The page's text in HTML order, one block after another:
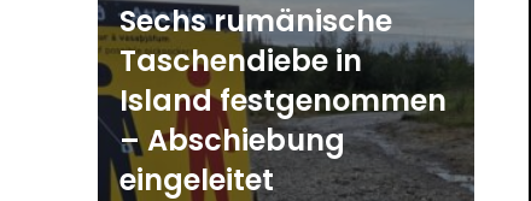
Sechs rumänische
Taschendiebe in
Island festgenommen
– Abschiebung
eingeleitet